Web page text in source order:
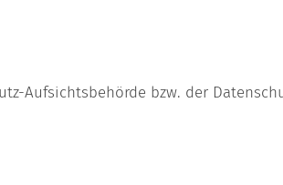
Aufsichtsbehörde bzw. der